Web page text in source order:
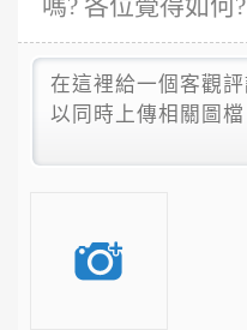
嗎? 各位覺得如何?